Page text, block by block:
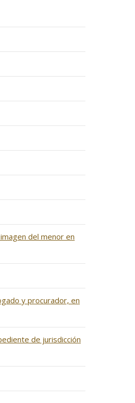
del menor en
y procurador, en
de jurisdicción